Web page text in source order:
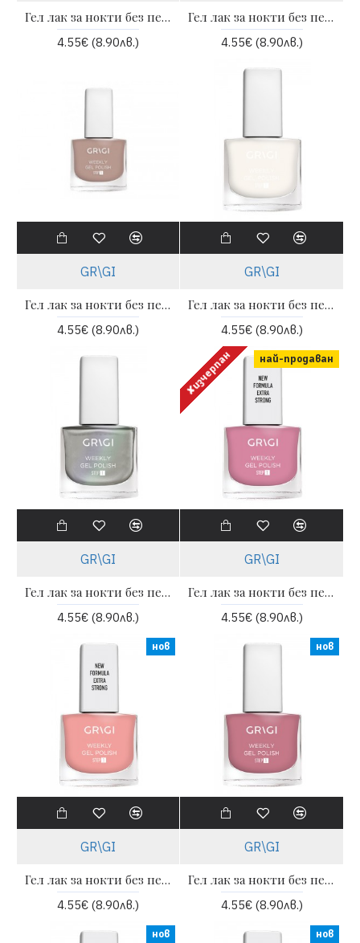
Гел лак за нокти без печене Weekly 12 ml - 649 | GRIGI
4.55€ (8.90лв.)
Гел лак за нокти без печене Weekly 12 ml - 650 | GRIGI
4.55€ (8.90лв.)
GR\GI
Гел лак за нокти без печене Weekly 12 ml - 652 | GRIGI
4.55€ (8.90лв.)
GR\GI
Гел лак за нокти без печене - Grigi weekly 600 snow white
4.55€ (8.90лв.)
GR\GI
Гел лак за нокти без печене - Grigi weekly 601 light grey
4.55€ (8.90лв.)
най-продаван
✘изчерпан
GR\GI
Гел лак за нокти без печене Weekly 12 ml - 646 | GRIGI
4.55€ (8.90лв.)
нов
GR\GI
Гел лак за нокти без печене Weekly 12 ml - 647 | GRIGI
4.55€ (8.90лв.)
нов
GR\GI
Гел лак за нокти без печене Weekly 12 ml - 648 | GRIGI
4.55€ (8.90лв.)
нов нов